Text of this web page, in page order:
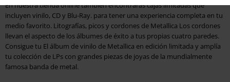
En nuestra tienda online también encontrarás cajas limitadas que
incluyen vinilo, CD y Blu-Ray. para tener una experiencia completa en tu
medio favorito. Litografías, picos y cordones de Metallica Los cordones
llevan el aspecto de los álbumes de éxito a tus propias cuatro paredes.
Consigue tu El álbum de vinilo de Metallica en edición limitada y amplía
tu colección de LPs con grandes piezas de joyas de la mundialmente
famosa banda de metal.